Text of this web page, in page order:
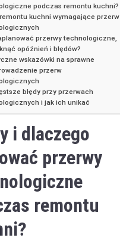
podczas remontu kuchni?
kuchni wymagające przerw
przerwy technologiczne,
opóźnień i błędów?
wskazówki na sprawne
przerw
błędy przy przerwach
i jak ich unikać
i dlaczego
przerwy
remontu
?